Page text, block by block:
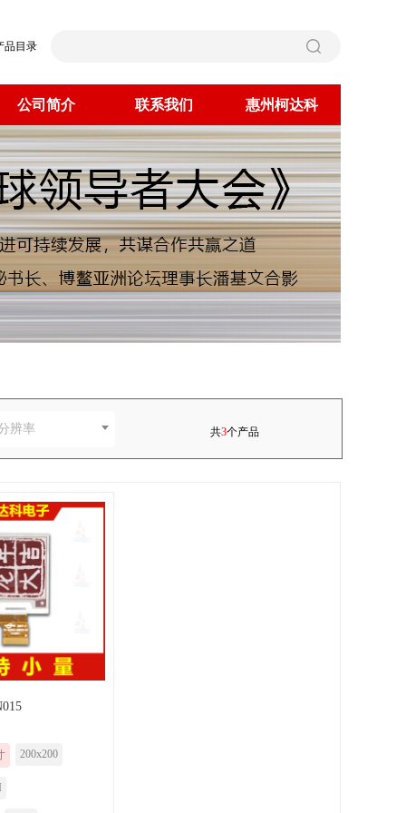
品目录
公司简介 联系我们 惠州柯达科
辨率 共3个产品
200x200